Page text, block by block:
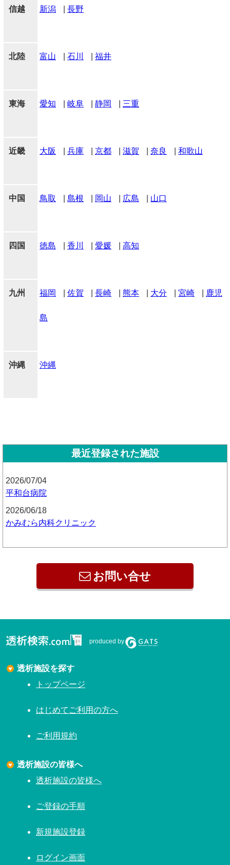
信越 新潟 長野
北陸 富山 石川 福井
東海 愛知 岐阜 静岡 三重
近畿 大阪 兵庫 京都 滋賀 奈良 和歌山
中国 鳥取 島根 岡山 広島 山口
四国 徳島 香川 愛媛 高知
九州 福岡 佐賀 長崎 熊本 大分 宮崎 鹿児
島
沖縄 沖縄
最近登録された施設
2026/07/04
平和台病院
2026/06/18
かみむら内科クリニック
お問い合せ
produced by
透析施設を探す
トップページ
はじめてご利用の方へ
ご利用規約
透析施設の皆様へ
透析施設の皆様へ
ご登録の手順
新規施設登録
ログイン画面